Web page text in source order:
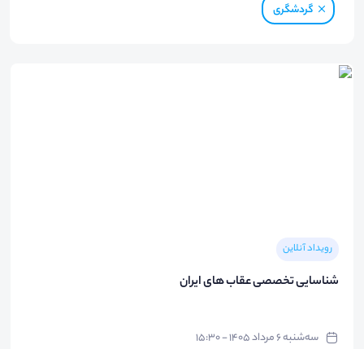
گردشگری
رویداد آنلاین
شناسایی تخصصی عقاب های ایران
سه‌شنبه ۶ مرداد ۱۴۰۵ - ۱۵:۳۰